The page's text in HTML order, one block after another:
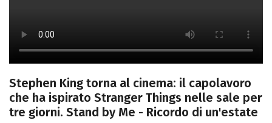
Stephen King torna al cinema: il capolavoro
che ha ispirato Stranger Things nelle sale per
tre giorni. Stand by Me - Ricordo di un'estate